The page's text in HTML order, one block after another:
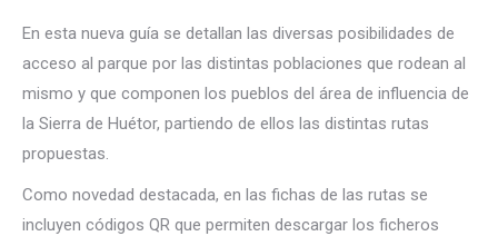
En esta nueva guía se detallan las diversas posibilidades de
acceso al parque por las distintas poblaciones que rodean al
mismo y que componen los pueblos del área de influencia de
la Sierra de Huétor, partiendo de ellos las distintas rutas
propuestas.
Como novedad destacada, en las fichas de las rutas se
incluyen códigos QR que permiten descargar los ficheros